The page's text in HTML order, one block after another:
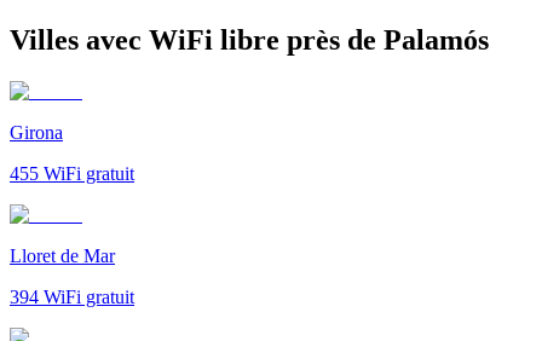
Villes avec WiFi libre près de Palamós
Girona
455 WiFi gratuit
Lloret de Mar
394 WiFi gratuit